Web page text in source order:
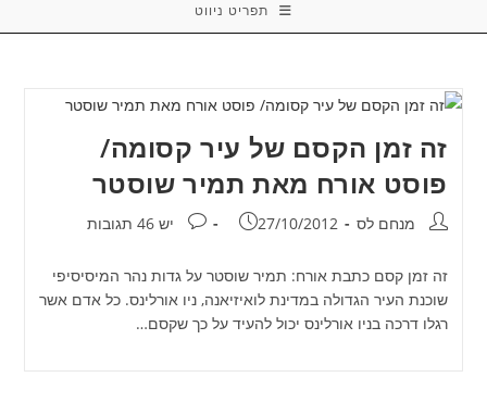
תפריט ניווט
זה זמן הקסם של עיר קסומה/
פוסט אורח מאת תמיר שוסטר
מחבר:מנחם לס פורסם:
27/10/2012 תגובות:
יש 46 תגובות
זה זמן קסם כתבת אורח: תמיר שוסטר על גדות נהר המיסיסיפי
שוכנת העיר הגדולה במדינת לואיזיאנה, ניו אורלינס. כל אדם אשר
רגלו דרכה בניו אורלינס יכול להעיד על כך שקסם…